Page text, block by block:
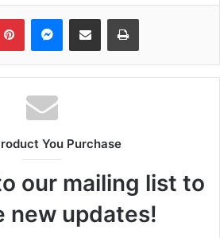
PinterestMessenger
Share via Email Print
You Purchase
our mailing list to
new updates!